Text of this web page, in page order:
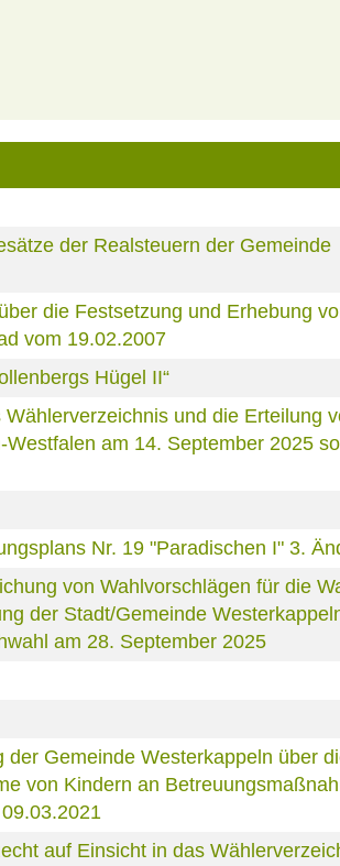
der Realsteuern der Gemeinde
die Festsetzung und Erhebung
vom 19.02.2007
Hügel II“
und die Erteilung
am 14. September 2025
Nr. 19 "Paradischen I" 3.
von Wahlvorschlägen für die
der Stadt/Gemeinde
am 28. September 2025
Gemeinde Westerkappeln über
von Kindern an
auf Einsicht in das